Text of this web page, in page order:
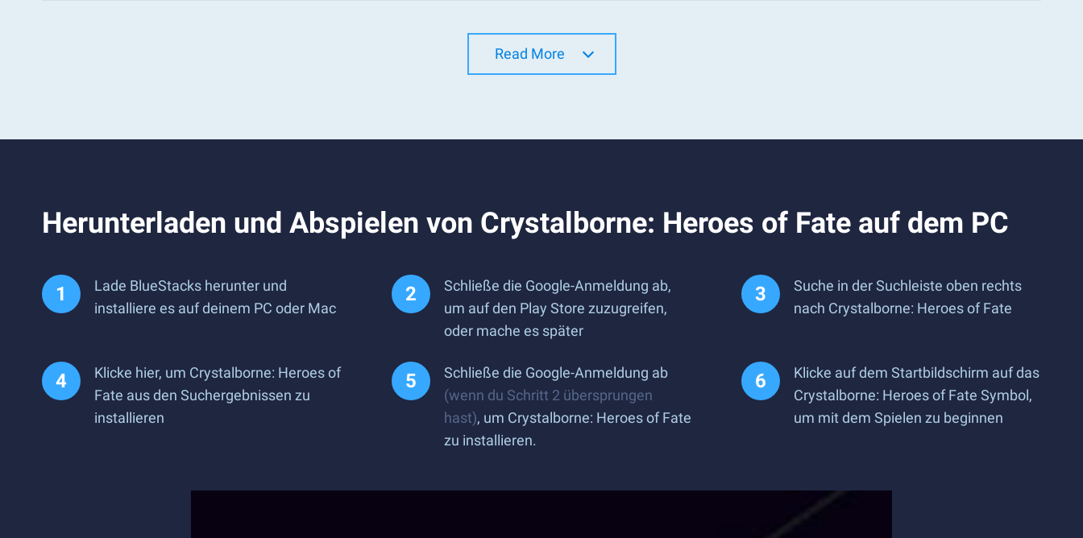
Read More
Herunterladen und Abspielen von Crystalborne: Heroes of Fate auf dem PC
Lade BlueStacks herunter und
installiere es auf deinem PC oder Mac
Schließe die Google-Anmeldung ab,
um auf den Play Store zuzugreifen,
oder mache es später
Suche in der Suchleiste oben rechts
nach Crystalborne: Heroes of Fate
Klicke hier, um Crystalborne: Heroes of
Fate aus den Suchergebnissen zu
installieren
Schließe die Google-Anmeldung ab
(wenn du Schritt 2 übersprungen
hast), um Crystalborne: Heroes of Fate
zu installieren.
Klicke auf dem Startbildschirm auf das
Crystalborne: Heroes of Fate Symbol,
um mit dem Spielen zu beginnen